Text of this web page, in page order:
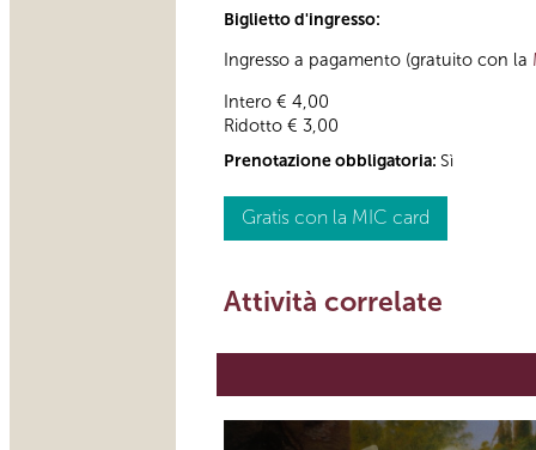
Biglietto d'ingresso:
Ingresso a pagamento (gratuito con la
Intero € 4,00
Ridotto € 3,00
Prenotazione obbligatoria: Sì
Gratis con la MIC card
Attività correlate